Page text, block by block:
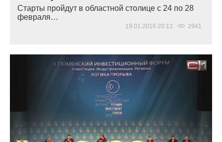
Старты пройдут в областной столице с 24 по 28
февраля…
19.01.2016 20:12 2941